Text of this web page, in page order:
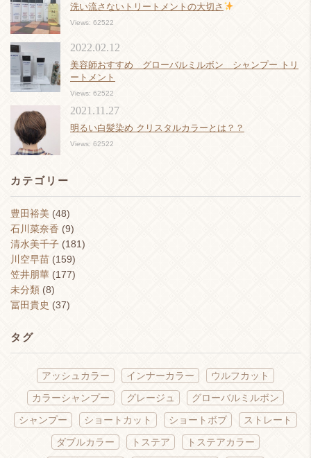
洗い流さないトリートメントの大切さ
Views: 62522
美容師おすすめ グローバルミルボン シャンプー トリ
ートメント
2022.02.12
Views: 62522
明るい白髪染め クリスタルカラーとは？？
2021.11.27
Views: 62522
カテゴリー
豊田裕美 (48)
石川菜奈香 (9)
清水美千子 (181)
川空早苗 (159)
笠井朋華 (177)
未分類 (8)
冨田貴史 (37)
タグ
アッシュカラー インナーカラー
ウルフカット
カラーシャンプー
グレージュ
グローバルミルボン
シャンプー
ショートカット ショートボブ
ストレート
ダブルカラー
トステア
トステアカラー